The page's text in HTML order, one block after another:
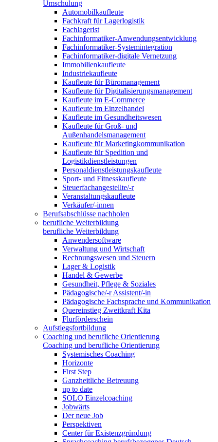
Umschulung
Automobilkaufleute
Fachkraft für Lagerlogistik
Fachlagerist
Fachinformatiker-Anwendungsentwicklung
Fachinformatiker-Systemintegration
Fachinformatiker-digitale Vernetzung
Immobilienkaufleute
Industriekaufleute
Kaufleute für Büromanagement
Kaufleute für Digitalisierungsmanagement
Kaufleute im E-Commerce
Kaufleute im Einzelhandel
Kaufleute im Gesundheitswesen
Kaufleute für Groß- und
Außenhandelsmanagement
Kaufleute für Marketingkommunikation
Kaufleute für Spedition und
Logistikdienstleistungen
Personaldienstleistungskaufleute
Sport- und Fitnesskaufleute
Steuerfachangestellte/-r
Veranstaltungskaufleute
Verkäufer/-innen
Berufsabschlüsse nachholen
berufliche Weiterbildung
berufliche Weiterbildung
Anwendersoftware
Verwaltung und Wirtschaft
Rechnungswesen und Steuern
Lager & Logistik
Handel & Gewerbe
Gesundheit, Pflege & Soziales
Pädagogische/-r Assistent/-in
Pädagogische Fachsprache und Kommunikation
Quereinstieg Zweitkraft Kita
Flurförderschein
Aufstiegsfortbildung
Coaching und berufliche Orientierung
Coaching und berufliche Orientierung
Systemisches Coaching
Horizonte
First Step
Ganzheitliche Betreuung
up to date
SOLO Einzelcoaching
Jobwärts
Der neue Job
Perspektiven
Center für Existenzgründung